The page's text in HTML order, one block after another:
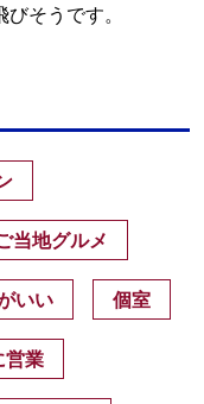
そうです。
当地グルメ
いい 個室
営業